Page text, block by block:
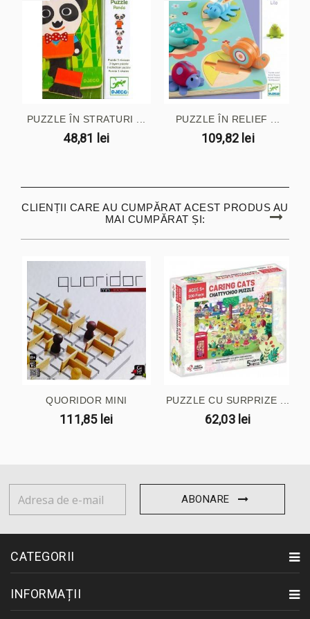
PUZZLE ÎN STRATURI ...
48,81 lei
PUZZLE ÎN RELIEF ...
109,82 lei
CLIENȚII CARE AU CUMPĂRAT ACEST PRODUS AU
MAI CUMPĂRAT ȘI:
QUORIDOR MINI
111,85 lei
PUZZLE CU SURPRIZE ...
62,03 lei
ABONARE
CATEGORII
INFORMAȚII